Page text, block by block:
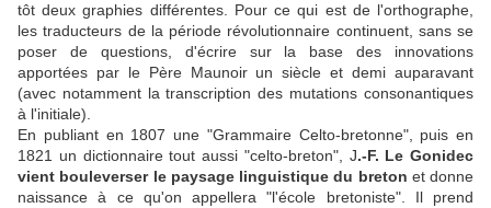
tôt deux graphies différentes. Pour ce qui est de l'orthographe,
les traducteurs de la période révolutionnaire continuent, sans se
poser de questions, d'écrire sur la base des innovations
apportées par le Père Maunoir un siècle et demi auparavant
(avec notamment la transcription des mutations consonantiques
à l'initiale).
En publiant en 1807 une "Grammaire Celto-bretonne", puis en
1821 un dictionnaire tout aussi "celto-breton", J.-F. Le Gonidec
vient bouleverser le paysage linguistique du breton et donne
naissance à ce qu'on appellera "l'école bretoniste". Il prend